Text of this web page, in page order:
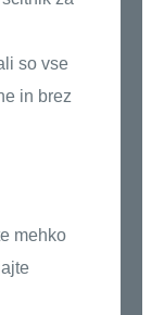
so vse
in brez
mehko